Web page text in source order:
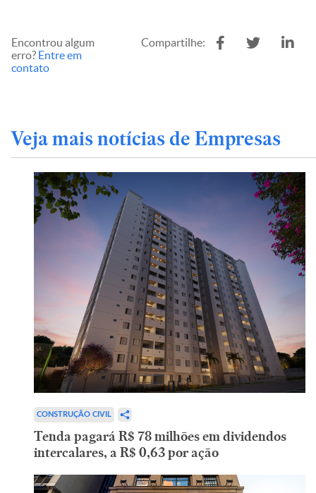
Encontrou algum
erro? Entre em
contato
Compartilhe:
Veja mais notícias de Empresas
CONSTRUÇÃO CIVIL
Tenda pagará R$ 78 milhões em dividendos
intercalares, a R$ 0,63 por ação